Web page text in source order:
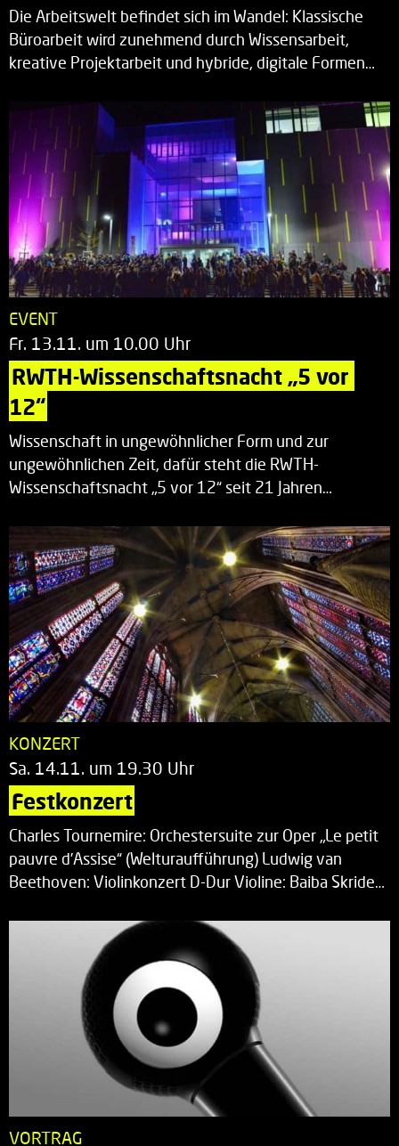
Die Arbeitswelt befindet sich im Wandel: Klassische
Büroarbeit wird zunehmend durch Wissensarbeit,
kreative Projektarbeit und hybride, digitale Formen…
EVENT
Fr. 13.11. um 10.00 Uhr
RWTH-Wissenschaftsnacht „5 vor
12“
Wissenschaft in ungewöhnlicher Form und zur
ungewöhnlichen Zeit, dafür steht die RWTH-
Wissenschaftsnacht „5 vor 12“ seit 21 Jahren…
KONZERT
Sa. 14.11. um 19.30 Uhr
Festkonzert
Charles Tournemire: Orchestersuite zur Oper „Le petit
pauvre d’Assise“ (Welturaufführung) Ludwig van
Beethoven: Violinkonzert D-Dur Violine: Baiba Skride…
VORTRAG